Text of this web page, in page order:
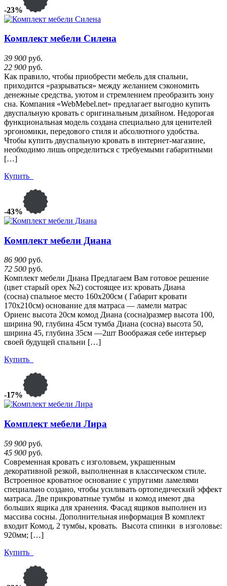
-23%
Комплект мебели Силена
39 900 руб.
22 900 руб.
Как правило, чтобы приобрести мебель для спальни,
приходится «разрываться» между желанием сэкономить
денежные средства, уютом и стремлением преобразить зону
сна. Компания «WebMebel.net» предлагает выгодно купить
двуспальную кровать с оригинальным дизайном. Недорогая
функциональная модель создана специально для ценителей
эргономики, передового стиля и абсолютного удобства.
Чтобы купить двуспальную кровать в интернет-магазине,
необходимо лишь определиться с требуемыми габаритными
[…]
Купить
-43%
Комплект мебели Диана
86 900 руб.
72 500 руб.
Комплект мебели Диана Предлагаем Вам готовое решение
(цвет старый орех №2) состоящее из: кровать Диана
(сосна) спальное место 160х200см ( Габарит кровати
170х210см) основание для матраса — ламели матрас
Ориенс высота 20см комод Диана (сосна)размер высота 100,
ширина 90, глубина 45см тумба Диана (сосна) высота 50,
ширина 45, глубина 35см —2шт Воображая себе интерьер
своей будущей спальни […]
Купить
-17%
Комплект мебели Лира
59 900 руб.
45 900 руб.
Современная кровать с изголовьем, украшенным
декоративной резкой, выполненная в классическом стиле.
Встроенное кроватное основание с упругими ламелями
специально создано, чтобы усиливать ортопедический эффект
матраса. Две прикроватные тумбы и комод имеют два
больших ящика для хранения. Фасад ящиков выполнен из
массива сосны. Дополнительная информация В комплект
входит Комод, 2 тумбы, кровать. Высота спинки в изголовье:
920мм; […]
Купить